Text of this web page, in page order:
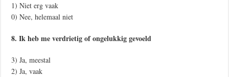
1) Niet erg vaak
0) Nee, helemaal niet
8. Ik heb me verdrietig of ongelukkig gevoeld
3) Ja, meestal
2) Ja, vaak